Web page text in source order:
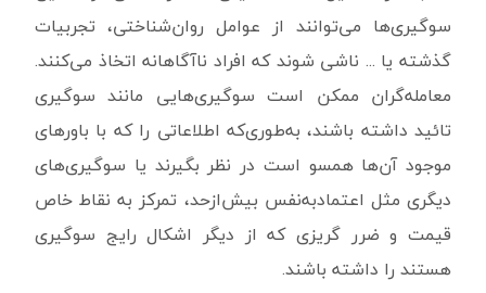
سوگیری‌ها می‌توانند از عوامل روان‌شناختی، تجربیات
گذشته یا ... ناشی شوند که افراد ناآگاهانه اتخاذ می‌کنند.
معامله‌گران ممکن است سوگیری‌هایی مانند سوگیری
تائید داشته باشند، به‌طوری‌که اطلاعاتی را که با باورهای
موجود آن‌ها همسو است در نظر بگیرند یا سوگیری‌های
دیگری مثل اعتمادبه‌نفس بیش‌ازحد، تمرکز به نقاط خاص
قیمت و ضرر گریزی که از دیگر اشکال رایج سوگیری
هستند را داشته باشند.